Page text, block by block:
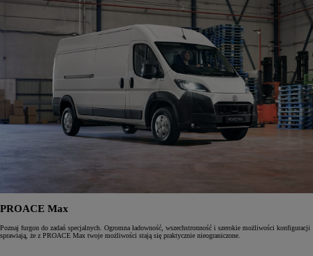
PROACE Max
Poznaj furgon do zadań specjalnych. Ogromna ładowność, wszechstronność i szerokie możliwości konfiguracji
sprawiają, że z PROACE Max twoje możliwości stają się praktycznie nieograniczone.